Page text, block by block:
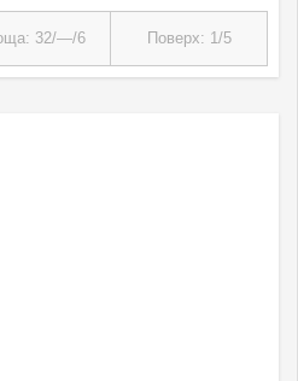
32/—/6 Поверх: 1/5